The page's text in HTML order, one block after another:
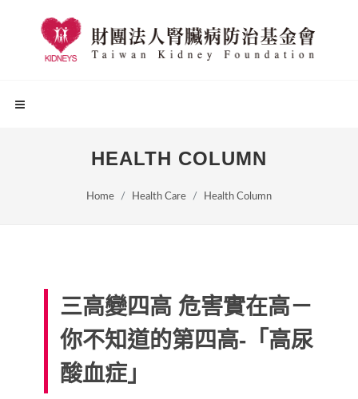
HEALTH COLUMN
Home Health Care Health Column
三高變四高 危害實在高－
你不知道的第四高-「高尿
酸血症」